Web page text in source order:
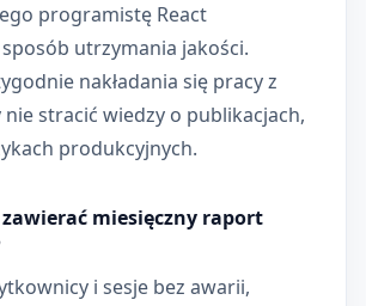
programistę React
utrzymania jakości.
nakładania się pracy z
nie stracić wiedzy o publikacjach,
produkcyjnych.
miesięczny raport
i sesje bez awarii,